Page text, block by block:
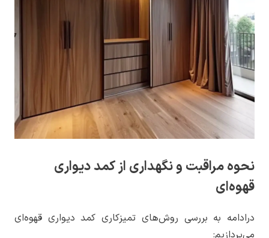
نحوه مراقبت و نگهداری از کمد دیواری
قهوه‌ای
درادامه به بررسی روش‌های تمیزکاری کمد دیواری قهوه‌ای
می‌پردازیم: